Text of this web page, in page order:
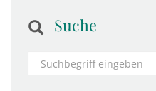
Suche